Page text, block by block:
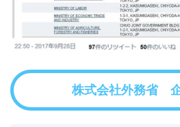
株式会社外務省